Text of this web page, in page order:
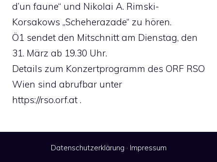
d’un faune“ und Nikolai A. Rimski-
Korsakows „Scheherazade“ zu hören.
Ö1 sendet den Mitschnitt am Dienstag, den
31. März ab 19.30 Uhr.
Details zum Konzertprogramm des ORF RSO
Wien sind abrufbar unter
https://rso.orf.at .
Datenschutzerklärung · Impressum